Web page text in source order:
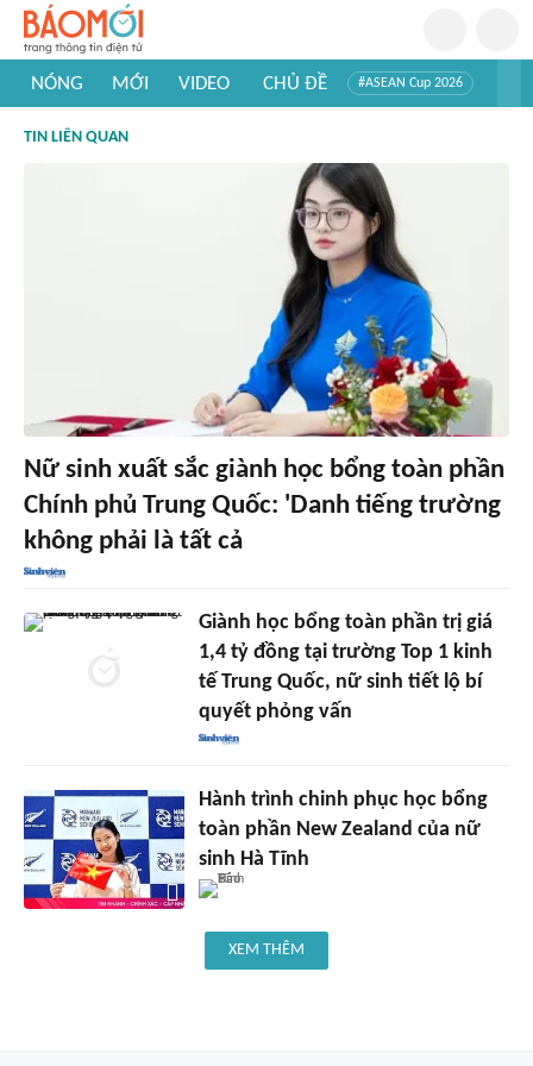
NÓNG MỚI VIDEO CHỦ ĐỀ #ASEAN Cup 2026
#Khám phá thế giới
TIN LIÊN QUAN
Nữ sinh xuất sắc giành học bổng toàn phần
Chính phủ Trung Quốc: 'Danh tiếng trường
không phải là tất cả
Giành học bổng toàn phần trị giá
1,4 tỷ đồng tại trường Top 1 kinh
tế Trung Quốc, nữ sinh tiết lộ bí
quyết phỏng vấn
Hành trình chinh phục học bổng
toàn phần New Zealand của nữ
sinh Hà Tĩnh
XEM THÊM